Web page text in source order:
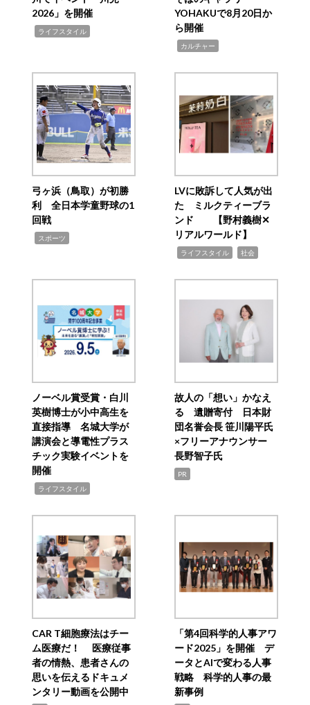
2026」を開催
ライフスタイル
YOHAKUで8月20日か
ら開催
カルチャー
弓ヶ浜（鳥取）が初勝
利 全日本学童野球の1
回戦
スポーツ
LVに敗訴して人気が出
た ミルクティーブラ
ンド 【野村義樹✕
リアルワールド】
ライフスタイル 社会
ノーベル賞受賞・白川
英樹博士が小中高生を
直接指導 名城大学が
講演会と導電性プラス
チック実験イベントを
開催
ライフスタイル
故人の「想い」かなえ
る 遺贈寄付 日本財
団名誉会長 笹川陽平氏
×フリーアナウンサー
長野智子氏
PR
CAR T細胞療法はチー
ム医療だ！ 医療従事
者の情熱、患者さんの
思いを伝えるドキュメ
ンタリー動画を公開中
「第4回科学的人事アワ
ード2025」を開催 デ
ータとAIで変わる人事
戦略 科学的人事の最
新事例